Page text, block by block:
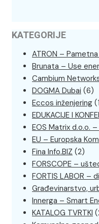
KATEGORIJE
ATRON –
Brunata – Use
Cambium
DOGMA Dubai (6)
Eccos inženjering
EDUKACIJE I
EOS Matrix d.o.o.
EU – Europska
Fina Info.BIZ (2)
FORSCOPE –
FORTIS LABOR –
Građevinarstvo,
Innerga – Smart
KATALOG TVRTKI